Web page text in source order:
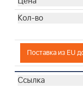
Поставка из EU